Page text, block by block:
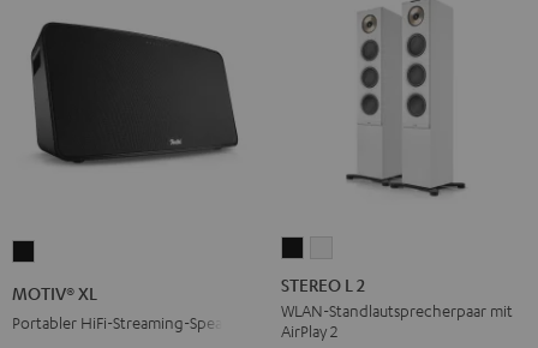
MOTIV® XL
Portabler HiFi-Streaming-Speaker
L
2
Schwarz
L
2
Weiß
STEREO L 2
WLAN-Standlautsprecherpaar mit
AirPlay 2